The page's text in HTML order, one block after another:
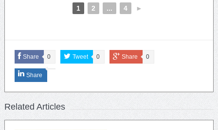
1 2 ... 4 ►
Share 0 Tweet 0 Share 0
Share
Related Articles